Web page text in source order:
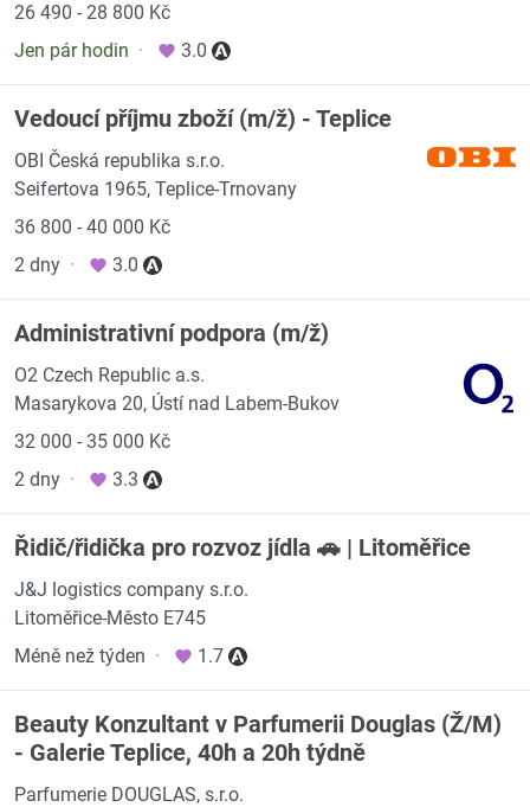
26 490 - 28 800 Kč
Jen pár hodin · 3.0
Vedoucí příjmu zboží (m/ž) - Teplice
OBI Česká republika s.r.o.
Seifertova 1965, Teplice-Trnovany
36 800 - 40 000 Kč
2 dny · 3.0
Administrativní podpora (m/ž)
O2 Czech Republic a.s.
Masarykova 20, Ústí nad Labem-Bukov
32 000 - 35 000 Kč
2 dny · 3.3
Řidič/řidička pro rozvoz jídla 🚗 | Litoměřice
J&J logistics company s.r.o.
Litoměřice-Město E745
Méně než týden · 1.7
Beauty Konzultant v Parfumerii Douglas (Ž/M)
- Galerie Teplice, 40h a 20h týdně
Parfumerie DOUGLAS, s.r.o.